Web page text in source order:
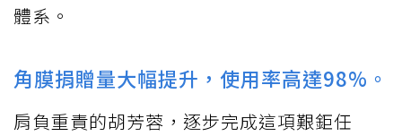
體系。
角膜捐贈量大幅提升，使用率高達98%。
肩負重責的胡芳蓉，逐步完成這項艱鉅任